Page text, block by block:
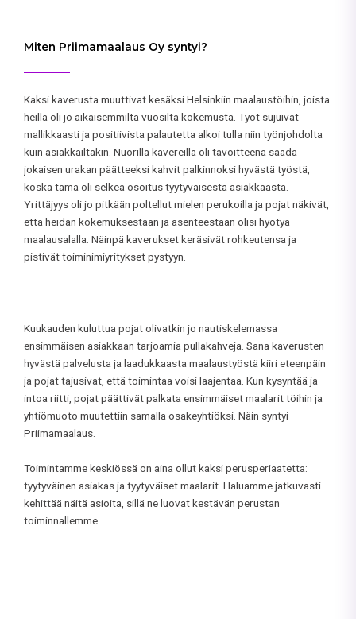
Miten Priimamaalaus Oy syntyi?
Kaksi kaverusta muuttivat kesäksi Helsinkiin maalaustöihin, joista
heillä oli jo aikaisemmilta vuosilta kokemusta. Työt sujuivat
mallikkaasti ja positiivista palautetta alkoi tulla niin työnjohdolta
kuin asiakkailtakin. Nuorilla kavereilla oli tavoitteena saada
jokaisen urakan päätteeksi kahvit palkinnoksi hyvästä työstä,
koska tämä oli selkeä osoitus tyytyväisestä asiakkaasta.
Yrittäjyys oli jo pitkään poltellut mielen perukoilla ja pojat näkivät,
että heidän kokemuksestaan ja asenteestaan olisi hyötyä
maalausalalla. Näinpä kaverukset keräsivät rohkeutensa ja
pistivät toiminimiyritykset pystyyn.
Kuukauden kuluttua pojat olivatkin jo nautiskelemassa
ensimmäisen asiakkaan tarjoamia pullakahveja. Sana kaverusten
hyvästä palvelusta ja laadukkaasta maalaustyöstä kiiri eteenpäin
ja pojat tajusivat, että toimintaa voisi laajentaa. Kun kysyntää ja
intoa riitti, pojat päättivät palkata ensimmäiset maalarit töihin ja
yhtiömuoto muutettiin samalla osakeyhtiöksi. Näin syntyi
Priimamaalaus.
Toimintamme keskiössä on aina ollut kaksi perusperiaatetta:
tyytyväinen asiakas ja tyytyväiset maalarit. Haluamme jatkuvasti
kehittää näitä asioita, sillä ne luovat kestävän perustan
toiminnallemme.